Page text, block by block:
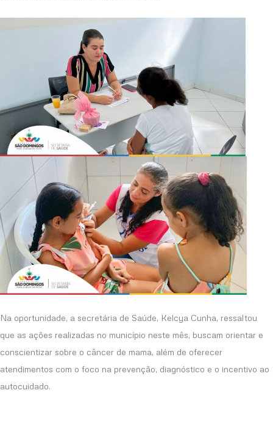
Na oportunidade, a secretária de Saúde, Kelcya Cunha, ressaltou
que as ações realizadas no município neste mês, buscam orientar e
conscientizar sobre o câncer de mama, além de oferecer
atendimentos com o foco na prevenção, diagnóstico e o incentivo ao
autocuidado.